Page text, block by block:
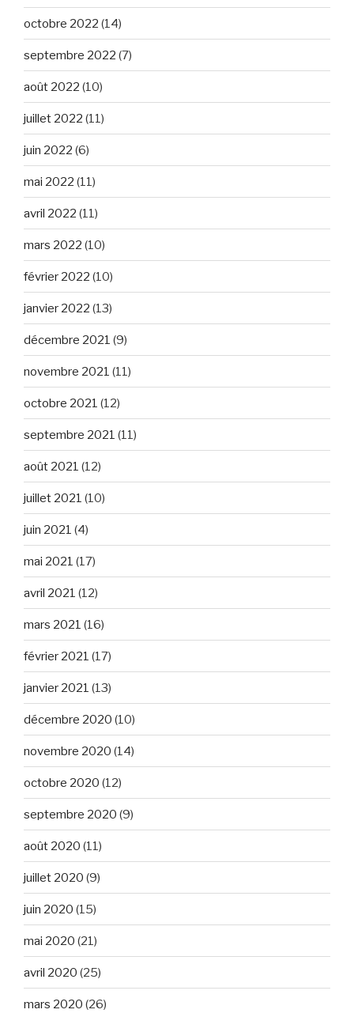
octobre 2022 (14)
septembre 2022 (7)
août 2022 (10)
juillet 2022 (11)
juin 2022 (6)
mai 2022 (11)
avril 2022 (11)
mars 2022 (10)
février 2022 (10)
janvier 2022 (13)
décembre 2021 (9)
novembre 2021 (11)
octobre 2021 (12)
septembre 2021 (11)
août 2021 (12)
juillet 2021 (10)
juin 2021 (4)
mai 2021 (17)
avril 2021 (12)
mars 2021 (16)
février 2021 (17)
janvier 2021 (13)
décembre 2020 (10)
novembre 2020 (14)
octobre 2020 (12)
septembre 2020 (9)
août 2020 (11)
juillet 2020 (9)
juin 2020 (15)
mai 2020 (21)
avril 2020 (25)
mars 2020 (26)